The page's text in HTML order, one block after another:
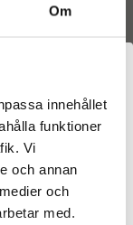
Om
innehållet
funktioner
Vi
och annan
och
med.
ditt val